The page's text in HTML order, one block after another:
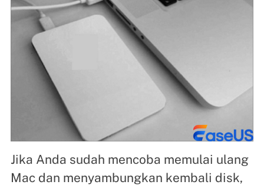
Jika Anda sudah mencoba memulai ulang
Mac dan menyambungkan kembali disk,